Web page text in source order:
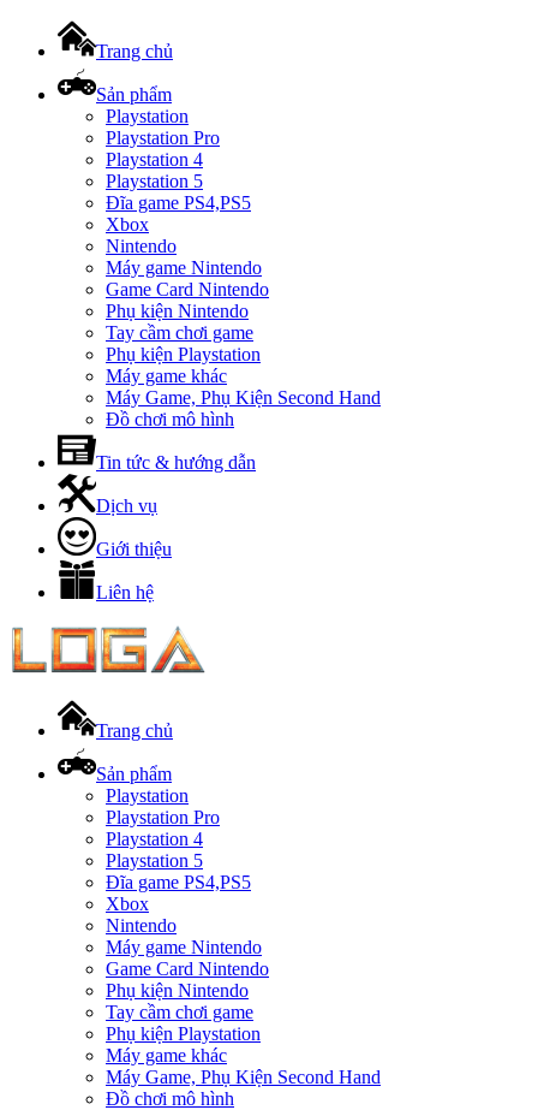
Trang chủ
Sản phẩm
Playstation
Playstation Pro
Playstation 4
Playstation 5
Đĩa game PS4,PS5
Xbox
Nintendo
Máy game Nintendo
Game Card Nintendo
Phụ kiện Nintendo
Tay cầm chơi game
Phụ kiện Playstation
Máy game khác
Máy Game, Phụ Kiện Second Hand
Đồ chơi mô hình
Tin tức & hướng dẫn
Dịch vụ
Giới thiệu
Liên hệ
Trang chủ
Sản phẩm
Playstation
Playstation Pro
Playstation 4
Playstation 5
Đĩa game PS4,PS5
Xbox
Nintendo
Máy game Nintendo
Game Card Nintendo
Phụ kiện Nintendo
Tay cầm chơi game
Phụ kiện Playstation
Máy game khác
Máy Game, Phụ Kiện Second Hand
Đồ chơi mô hình